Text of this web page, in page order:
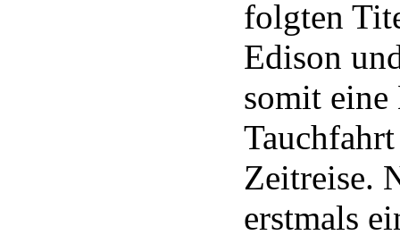
folgten
Edison
somit eine
Zeitreise.
erstmals